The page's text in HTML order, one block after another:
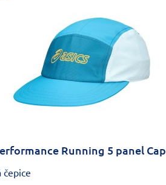
Running 5 panel Cap
čepice